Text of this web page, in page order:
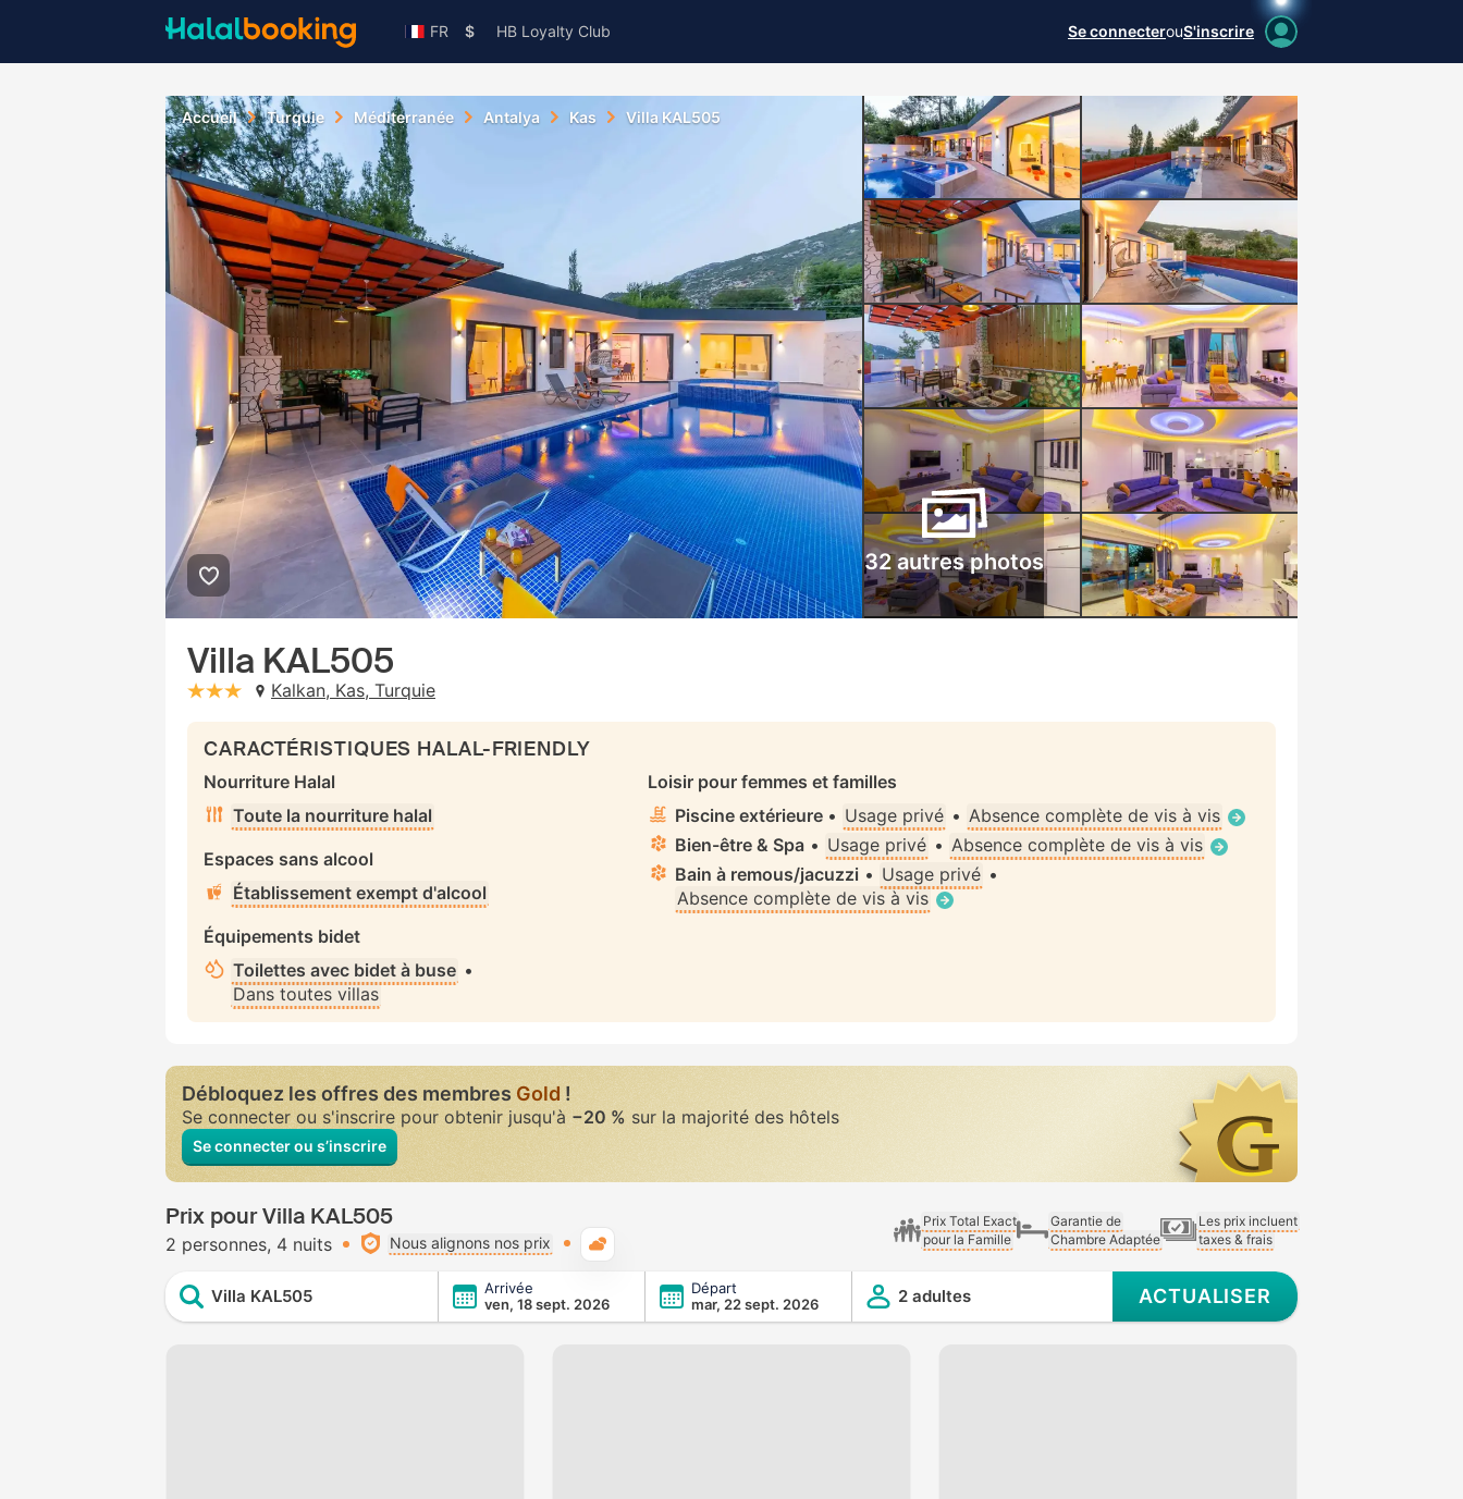
FR $ HB Loyalty Club Se connecterouS'inscrire
Accueil Turquie Méditerranée Antalya Kas Villa KAL505
32 autres photos
Villa KAL505
stars: 3Kalkan, Kas, Turquie
CARACTÉRISTIQUES HALAL-FRIENDLY
Nourriture Halal
Toute la nourriture halal
Espaces sans alcool
Établissement exempt d'alcool
Équipements bidet
Toilettes avec bidet à buse •
Dans toutes villas
Loisir pour femmes et familles
Piscine extérieure • Usage privé • Absence complète de vis à vis
Bien-être & Spa • Usage privé • Absence complète de vis à vis
Bain à remous/jacuzzi • Usage privé •
Absence complète de vis à vis
Débloquez les offres des membresGold!
Se connecter ou s'inscrire pour obtenir jusqu'à −20 % sur la majorité des hôtels
Se connecter ou s’inscrire
Prix pour Villa KAL505
2 personnes 4 nuits Nous alignons nos prix
Prix Total Exact
pour la Famille
Garantie de
Chambre Adaptée
Les prix incluent
taxes & frais
Villa KAL505
Arrivée
ven, 18 sept. 2026
Départ
mar, 22 sept. 2026
2 adultes ACTUALISER